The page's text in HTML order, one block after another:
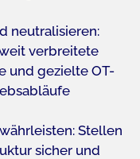
neutralisieren:
verbreitete
und gezielte OT-
Stellen
sicher und